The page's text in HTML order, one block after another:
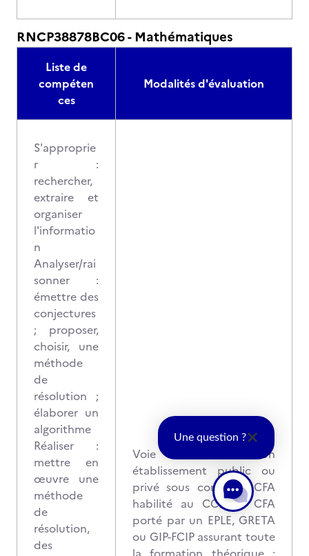
RNCP38878BC06 - Mathématiques
Liste de
compéten
ces
Modalités d'évaluation
S'approprie
r :
rechercher,
extraire et
organiser
l'informatio
n
Analyser/rai
sonner :
émettre des
conjectures
; proposer,
choisir, une
méthode
de
résolution ;
élaborer un
algorithme
Réaliser :
mettre en
œuvre une
méthode
de
résolution,
des
Voie scolaire dans un
établissement public ou
privé sous contrat ; CFA
habilité au CCF ou CFA
porté par un EPLE, GRETA
ou GIP-FCIP assurant toute
Une question ?